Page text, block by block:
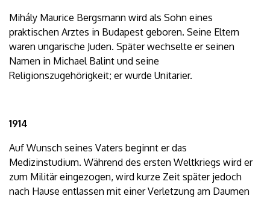
Mihály Maurice Bergsmann wird als Sohn eines
praktischen Arztes in Budapest geboren. Seine Eltern
waren ungarische Juden. Später wechselte er seinen
Namen in Michael Balint und seine
Religionszugehörigkeit; er wurde Unitarier.
1914
Auf Wunsch seines Vaters beginnt er das
Medizinstudium. Während des ersten Weltkriegs wird er
zum Militär eingezogen, wird kurze Zeit später jedoch
nach Hause entlassen mit einer Verletzung am Daumen